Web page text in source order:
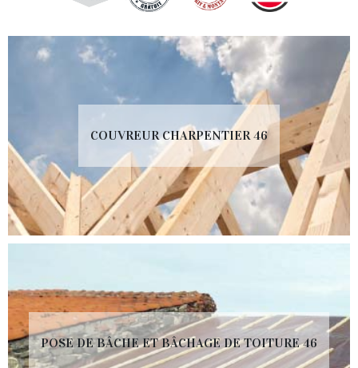
COUVREUR CHARPENTIER 46
POSE DE BÂCHE ET BÂCHAGE DE TOITURE 46